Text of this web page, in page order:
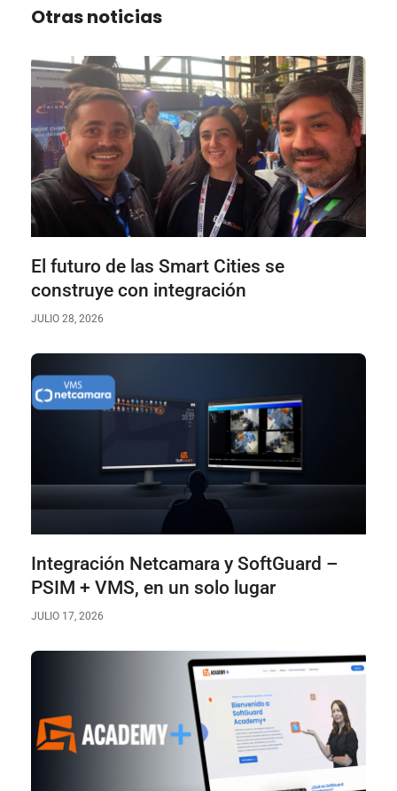
Otras noticias
El futuro de las Smart Cities se
construye con integración
JULIO 28, 2026
Integración Netcamara y SoftGuard –
PSIM + VMS, en un solo lugar
JULIO 17, 2026